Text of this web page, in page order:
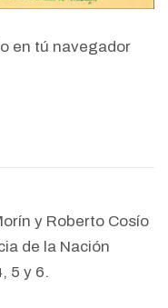
en tú navegador
y Roberto Cosío
de la Nación
5 y 6.